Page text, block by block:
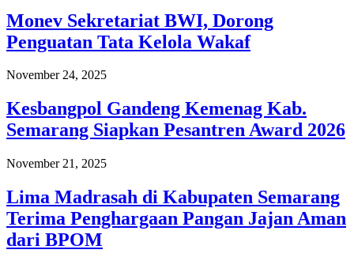
Monev Sekretariat BWI, Dorong
Penguatan Tata Kelola Wakaf
November 24, 2025
Kesbangpol Gandeng Kemenag Kab.
Semarang Siapkan Pesantren Award 2026
November 21, 2025
Lima Madrasah di Kabupaten Semarang
Terima Penghargaan Pangan Jajan Aman
dari BPOM